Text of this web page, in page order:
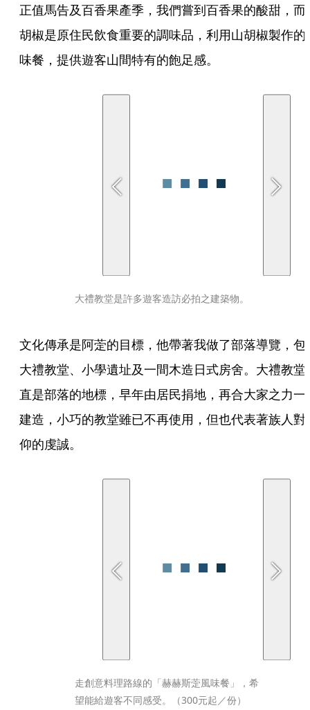
正值馬告及百香果產季，我們嘗到百香果的酸甜，而
胡椒是原住民飲食重要的調味品，利用山胡椒製作的
味餐，提供遊客山間特有的飽足感。
大禮教堂是許多遊客造訪必拍之建築物。
文化傳承是阿萣的目標，他帶著我做了部落導覽，包
大禮教堂、小學遺址及一間木造日式房舍。大禮教堂
直是部落的地標，早年由居民捐地，再合大家之力一
建造，小巧的教堂雖已不再使用，但也代表著族人對
仰的虔誠。
走創意料理路線的「赫赫斯萣風味餐」，希
望能給遊客不同感受。（300元起／份）